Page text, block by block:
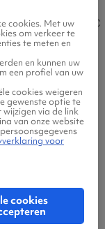
12°C10°C6°C 4°C
cookies. Met uw
om verkeer te
te meten en
en kunnen uw
een profiel van uw
cookies weigeren
gewenste optie te
wijzigen via de link
van onze website
voor
cookies